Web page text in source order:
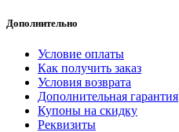
Дополнительно
Условие оплаты
Как получить заказ
Условия возврата
Дополнительная гарантия
Купоны на скидку
Реквизиты